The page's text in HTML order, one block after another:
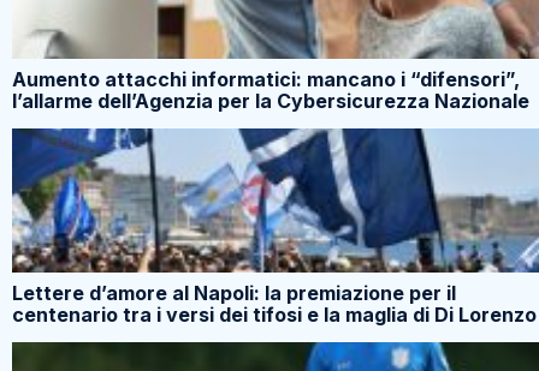
Aumento attacchi informatici: mancano i “difensori”,
l’allarme dell’Agenzia per la Cybersicurezza Nazionale
Lettere d’amore al Napoli: la premiazione per il
centenario tra i versi dei tifosi e la maglia di Di Lorenzo